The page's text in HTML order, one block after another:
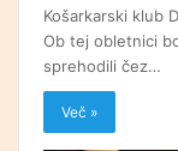
Košarkarski klub
Ob tej obletnici
sprehodili čez…
Več »